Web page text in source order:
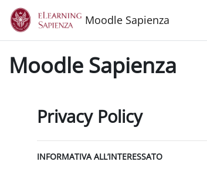
Vai al contenuto principale
Moodle Sapienza
Moodle Sapienza
Privacy Policy
INFORMATIVA ALL’INTERESSATO